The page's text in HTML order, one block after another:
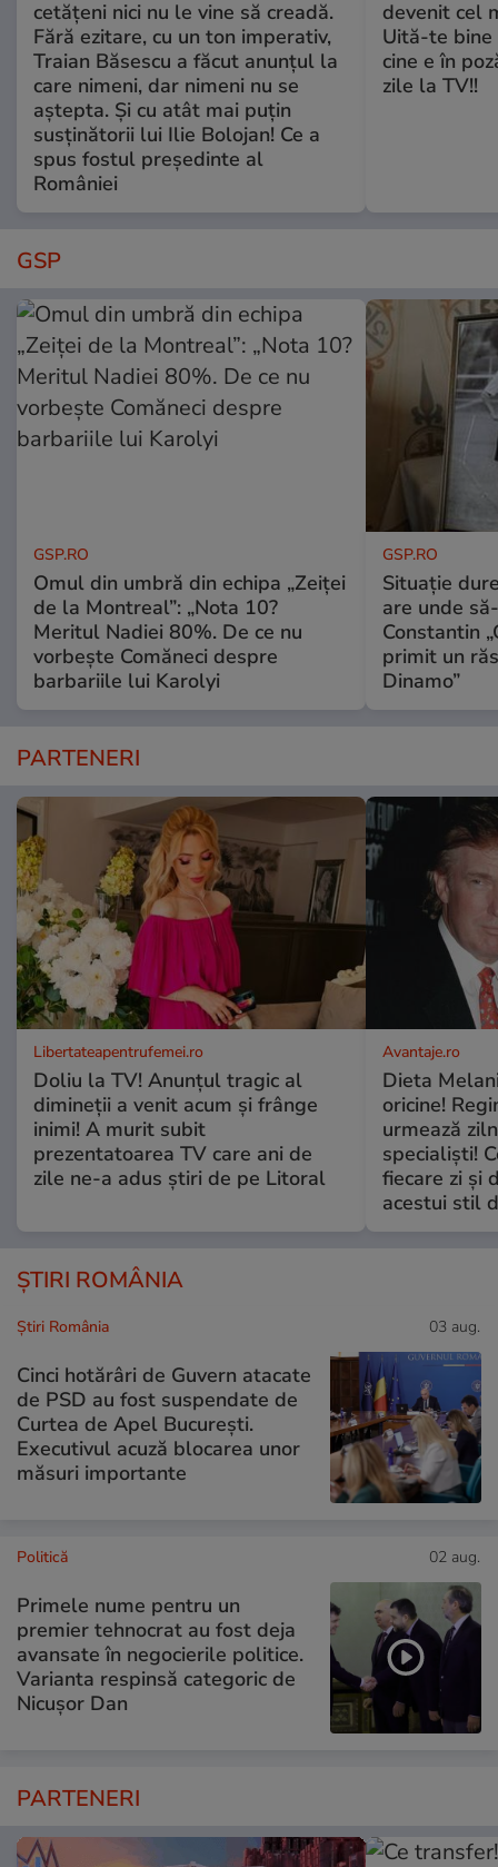
cetățeni nici nu le vine să creadă.
Fără ezitare, cu un ton imperativ,
Traian Băsescu a făcut anunțul la
care nimeni, dar nimeni nu se
aștepta. Și cu atât mai puțin
susținătorii lui Ilie Bolojan! Ce a
spus fostul președinte al
României
devenit cel
Uită-te bine
cine e în
zile la TV!!
GSP
GSP.RO
Omul din umbră din echipa „Zeiței
de la Montreal”: „Nota 10?
Meritul Nadiei 80%. De ce nu
vorbește Comăneci despre
barbariile lui Karolyi
GSP.RO
Situație
are unde
Constantin
primit un
Dinamo”
PARTENERI
Libertateapentrufemei.ro
Doliu la TV! Anunțul tragic al
dimineții a venit acum și frânge
inimi! A murit subit
prezentatoarea TV care ani de
zile ne-a adus știri de pe Litoral
Avantaje.ro
Dieta
oricine!
urmează
specialiști!
fiecare zi și
acestui stil
ȘTIRI ROMÂNIA
Știri România 03 aug.
Cinci hotărâri de Guvern atacate
de PSD au fost suspendate de
Curtea de Apel București.
Executivul acuză blocarea unor
măsuri importante
Politică 02 aug.
Primele nume pentru un
premier tehnocrat au fost deja
avansate în negocierile politice.
Varianta respinsă categoric de
Nicușor Dan
PARTENERI